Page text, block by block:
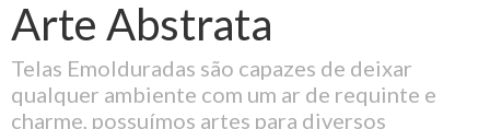
Arte Abstrata
Telas Emolduradas são capazes de deixar
qualquer ambiente com um ar de requinte e
charme, possuímos artes para diversos